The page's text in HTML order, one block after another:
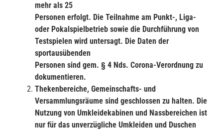
mehr als 25
Personen erfolgt. Die Teilnahme am Punkt-, Liga-
oder Pokalspielbetrieb sowie die Durchführung von
Testspielen wird untersagt. Die Daten der
sportausübenden
Personen sind gem. § 4 Nds. Corona-Verordnung zu
dokumentieren.
Thekenbereiche, Gemeinschafts- und
Versammlungsräume sind geschlossen zu halten. Die
Nutzung von Umkleidekabinen und Nassbereichen ist
nur für das unverzügliche Umkleiden und Duschen